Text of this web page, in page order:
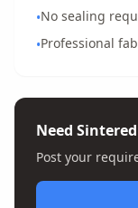
•No sealing
•Professional
Need
Post your